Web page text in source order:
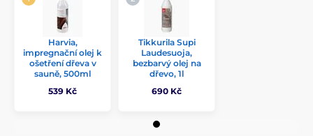
Barvou a lakem do sauny lze ochránit dřevo každé sauny
před negativními vlivy a prodloužit tak její životnost. Druhou
výhodou je jednoduchý způsob renovace již ztmavlého dřeva
od nečistot jednou barvou. Liší se na venkovní užití, nátěr
kabiny a vnitřní užití, nátěr lavic, stropů apod.
Harvia,
impregnační olej k
ošetření dřeva v
sauně, 500ml
539 Kč
Tikkurila Supi
Laudesuoja,
bezbarvý olej na
dřevo, 1l
690 Kč